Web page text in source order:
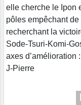
elle cherche le Ipon
pôles empêchant
recherchant la
Sode-Tsuri-Komi-
axes d’amélioration
J-Pierre